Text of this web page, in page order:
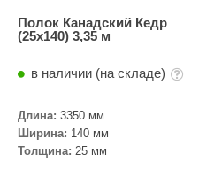
Полок Канадский Кедр
(25x140) 3,35 м
в наличии (на складе)
Длина: 3350 мм
Ширина: 140 мм
Толщина: 25 мм